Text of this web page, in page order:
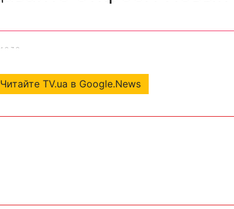
Читайте TV.ua в Google.News